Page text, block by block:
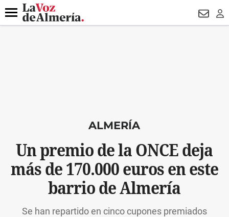
DESTACADO
Menú
ALMERÍA
Un premio de la ONCE deja
más de 170.000 euros en este
barrio de Almería
Se han repartido en cinco cupones premiados